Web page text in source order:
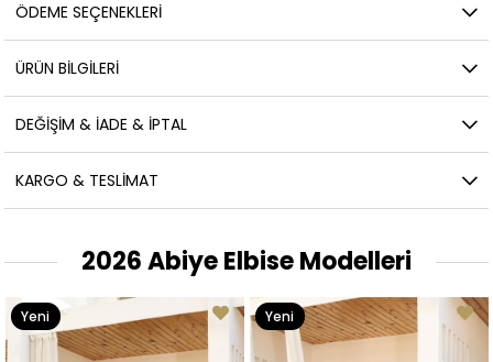
ÖDEME SEÇENEKLERI
ÜRÜN BILGILERI
DEĞIŞIM & İADE & İPTAL
KARGO & TESLIMAT
2026 Abiye Elbise Modelleri
Yeni
Ürün
Yeni
Ürün